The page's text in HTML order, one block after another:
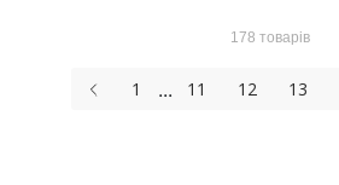
178 товарів
1 ... 11 12 13